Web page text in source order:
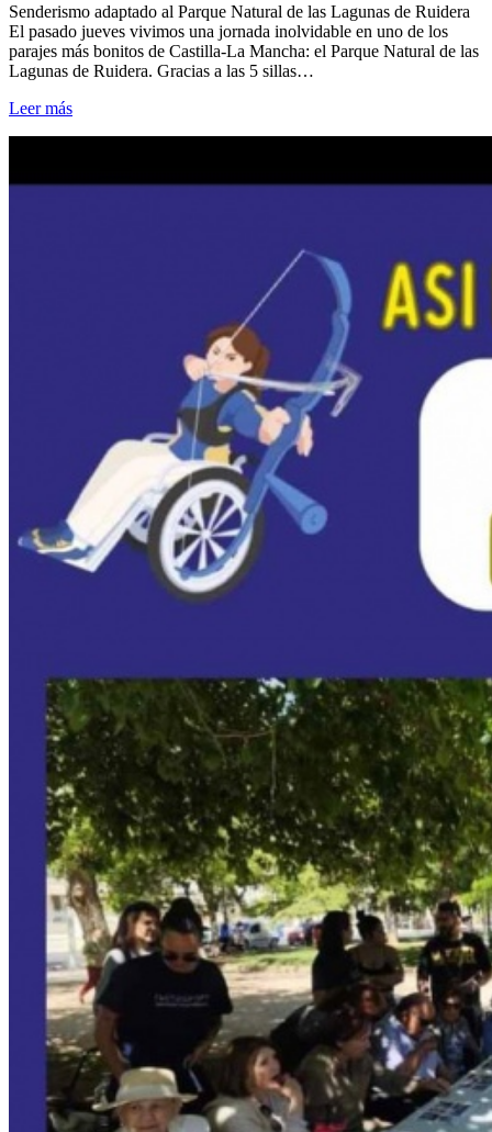
Senderismo adaptado al Parque Natural de las Lagunas de Ruidera
El pasado jueves vivimos una jornada inolvidable en uno de los
parajes más bonitos de Castilla-La Mancha: el Parque Natural de las
Lagunas de Ruidera. Gracias a las 5 sillas…
Leer más